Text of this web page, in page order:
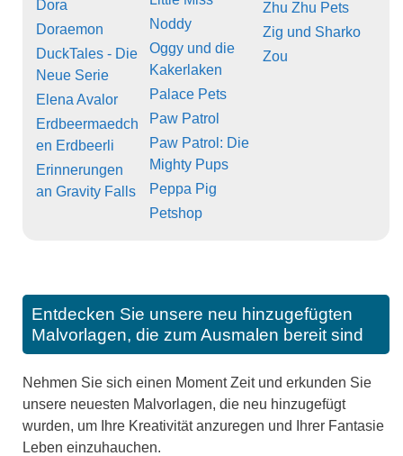
Dora
Doraemon
DuckTales - Die
Neue Serie
Elena Avalor
Erdbeermaedch
en Erdbeerli
Erinnerungen
an Gravity Falls
Noddy
Oggy und die
Kakerlaken
Palace Pets
Paw Patrol
Paw Patrol: Die
Mighty Pups
Peppa Pig
Petshop
Zhu Zhu Pets
Zig und Sharko
Zou
Entdecken Sie unsere neu hinzugefügten
Malvorlagen, die zum Ausmalen bereit sind
Nehmen Sie sich einen Moment Zeit und erkunden Sie
unsere neuesten Malvorlagen, die neu hinzugefügt
wurden, um Ihre Kreativität anzuregen und Ihrer Fantasie
Leben einzuhauchen.